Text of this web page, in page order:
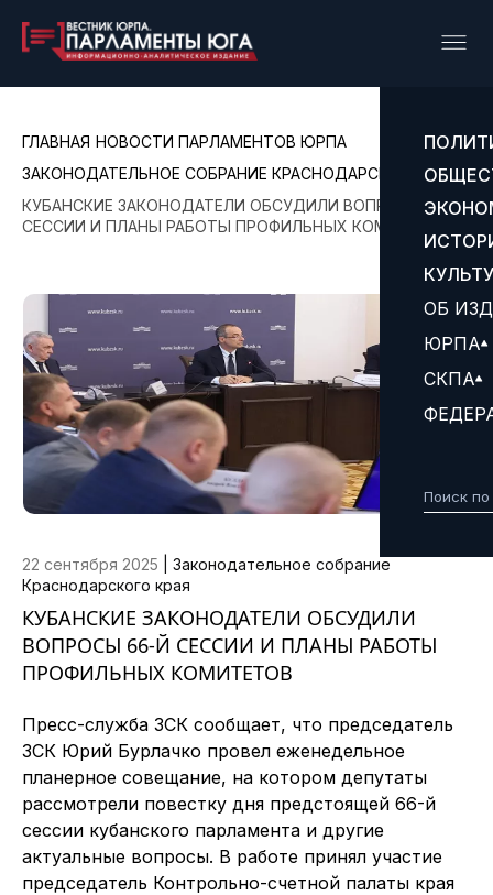
ОБ
ЮРПА
СКПА
ГЛАВНАЯ НОВОСТИ ПАРЛАМЕНТОВ ЮРПА
ЗАКОНОДАТЕЛЬНОЕ СОБРАНИЕ КРАСНОДАРСКОГО КРАЯ
КУБАНСКИЕ ЗАКОНОДАТЕЛИ ОБСУДИЛИ ВОПРОСЫ 66-Й
СЕССИИ И ПЛАНЫ РАБОТЫ ПРОФИЛЬНЫХ КОМИТЕТОВ
22 сентября 2025
Законодательное собрание
Краснодарского края
КУБАНСКИЕ ЗАКОНОДАТЕЛИ ОБСУДИЛИ
ВОПРОСЫ 66-Й СЕССИИ И ПЛАНЫ РАБОТЫ
ПРОФИЛЬНЫХ КОМИТЕТОВ
Пресс-служба ЗСК сообщает, что председатель
ЗСК Юрий Бурлачко провел еженедельное
планерное совещание, на котором депутаты
рассмотрели повестку дня предстоящей 66-й
сессии кубанского парламента и другие
актуальные вопросы. В работе принял участие
председатель Контрольно-счетной палаты края